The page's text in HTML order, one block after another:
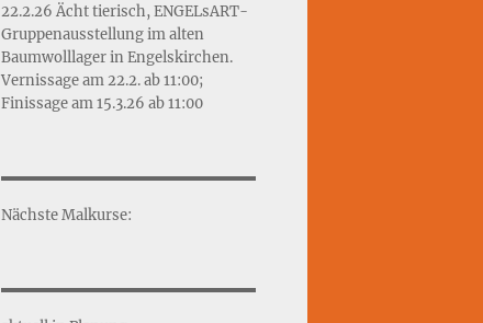
22.2.26 Ächt tierisch, ENGELsART-
Gruppenausstellung im alten
Baumwolllager in Engelskirchen.
Vernissage am 22.2. ab 11:00;
Finissage am 15.3.26 ab 11:00
Nächste Malkurse: